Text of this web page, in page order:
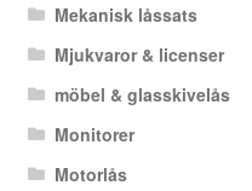
Mekanisk låssats
Mjukvaror & licenser
möbel & glasskivelås
Monitorer
Motorlås